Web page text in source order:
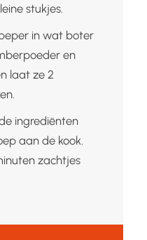
stukjes.
in wat boter
en
laat ze 2
ingrediënten
aan de kook.
zachtjes